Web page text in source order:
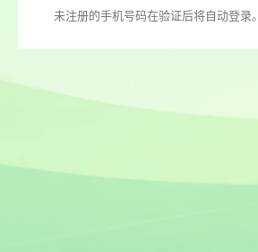
未注册的手机号码在验证后将自动登录。